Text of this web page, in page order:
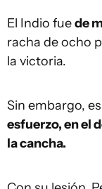
El Indio fuede
racha de ocho
la victoria.
Sin embargo,
esfuerzo, en el
la cancha.